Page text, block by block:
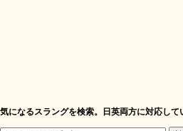
気になるスラングを検索。日英両方に対応して